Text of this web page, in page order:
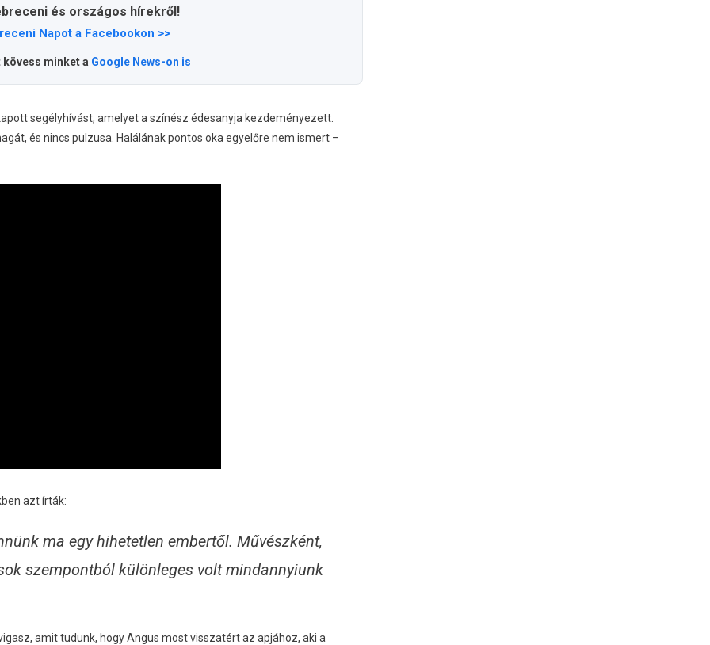
és országos hírekről!
Napot a Facebookon >>
minket a Google News-on is
segélyhívást, amelyet a színész édesanyja kezdeményezett.
és nincs pulzusa. Halálának pontos oka egyelőre nem ismert –
azt írták:
ma egy hihetetlen embertől. Művészként,
szempontból különleges volt mindannyiunk
amit tudunk, hogy Angus most visszatért az apjához, aki a